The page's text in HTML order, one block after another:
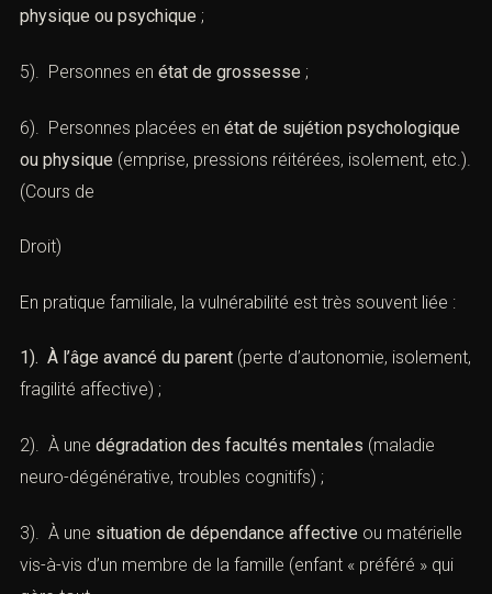
physique ou psychique ;
5). Personnes en état de grossesse ;
6). Personnes placées en état de sujétion psychologique
ou physique (emprise, pressions réitérées, isolement, etc.).
(Cours de
Droit)
En pratique familiale, la vulnérabilité est très souvent liée :
1). À l’âge avancé du parent (perte d’autonomie, isolement,
fragilité affective) ;
2). À une dégradation des facultés mentales (maladie
neuro-dégénérative, troubles cognitifs) ;
3). À une situation de dépendance affective ou matérielle
vis-à-vis d’un membre de la famille (enfant « préféré » qui